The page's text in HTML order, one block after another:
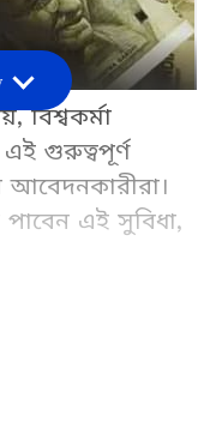
বিশ্বকর্মা
গুরুত্বপূর্ণ
আবেদনকারীরা।
এই সুবিধা,